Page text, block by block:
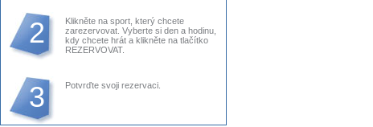
2
Klikněte na sport, který chcete
zarezervovat. Vyberte si den a hodinu,
kdy chcete hrát a klikněte na tlačítko
REZERVOVAT.
3 Potvrďte svoji rezervaci.